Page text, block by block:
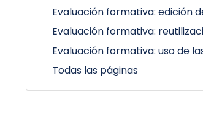
Evaluación formativa: edición
Evaluación formativa:
Evaluación formativa: uso de
Todas las páginas